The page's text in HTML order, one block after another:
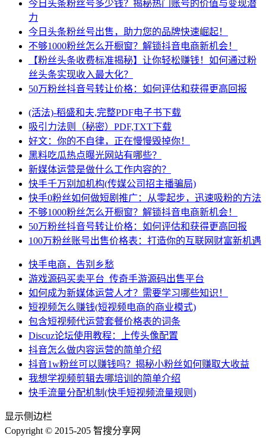
今日头条粉丝号多少钱？揭秘热门账号的价值与变现潜
力
今日头条粉丝号出售，助力您的品牌快速崛起！
不够1000粉丝怎么开橱窗？解锁抖音电商新机会！
【粉丝头条收费标准揭秘】让你轻松赚钱！如何通过粉
丝头条实现收入最大化？
50万粉丝抖音号转让价格：如何评估和获得更高回报
(活法)-稻盛和夫,完整PDF电子书下载
吸引力法则（秘密）PDF,TXT下载
好文：你的不自律，正在慢慢毁掉你！
黑料吃瓜热点曝光网站有哪些？
新媒体运营是做什么工作内容的？
快手千万别加机构(传媒公司招主播骗局)
快手0粉丝如何做短剧推广：从零起步，迅速吸粉的方法
不够1000粉丝怎么开橱窗？解锁抖音电商新机会！
50万粉丝抖音号转让价格：如何评估和获得更高回报
100万粉丝账号出售价格表：打造你的互联网财富新机遇
快手电商，告别乡愁
游戏源码买卖平台_传奇手游源码出售平台
如何成为新媒体运营人才？需要学习哪些知识！
短视频怎么赚钱(短视频电商的商业模式)
包含短视频代运营套餐价格表的词条
Discuz论坛使用教程：上传头像配置
抖音怎么做内容运营的简单介绍
抖音1w粉丝可以赚钱吗？揭秘小粉丝如何赚取大收益
我想学视频剪辑去哪培训的简单介绍
快手流量分配机制(快手短视频流量规则)
显示侧边栏
Copyright © 2015-205 智搜分享网